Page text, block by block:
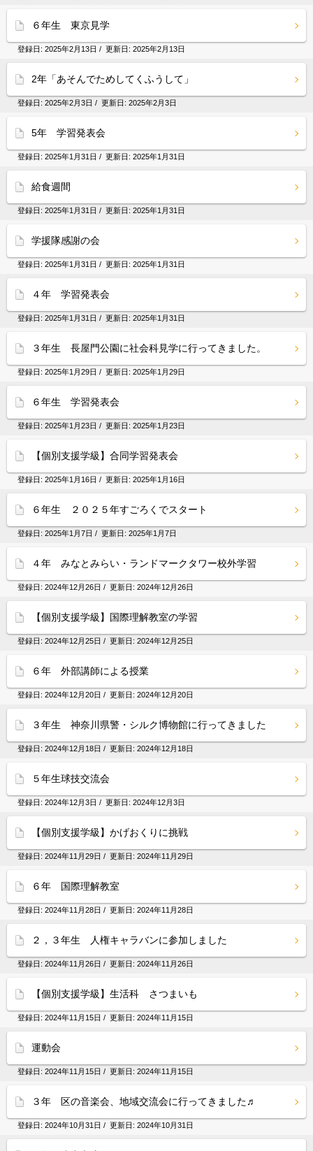
６年生 東京見学
登録日: 2025年2月13日 / 更新日: 2025年2月13日
2年「あそんでためしてくふうして」
登録日: 2025年2月3日 / 更新日: 2025年2月3日
5年 学習発表会
登録日: 2025年1月31日 / 更新日: 2025年1月31日
給食週間
登録日: 2025年1月31日 / 更新日: 2025年1月31日
学援隊感謝の会
登録日: 2025年1月31日 / 更新日: 2025年1月31日
４年 学習発表会
登録日: 2025年1月31日 / 更新日: 2025年1月31日
３年生 長屋門公園に社会科見学に行ってきました。
登録日: 2025年1月29日 / 更新日: 2025年1月29日
６年生 学習発表会
登録日: 2025年1月23日 / 更新日: 2025年1月23日
【個別支援学級】合同学習発表会
登録日: 2025年1月16日 / 更新日: 2025年1月16日
６年生 ２０２５年すごろくでスタート
登録日: 2025年1月7日 / 更新日: 2025年1月7日
４年 みなとみらい・ランドマークタワー校外学習
登録日: 2024年12月26日 / 更新日: 2024年12月26日
【個別支援学級】国際理解教室の学習
登録日: 2024年12月25日 / 更新日: 2024年12月25日
６年 外部講師による授業
登録日: 2024年12月20日 / 更新日: 2024年12月20日
３年生 神奈川県警・シルク博物館に行ってきました
登録日: 2024年12月18日 / 更新日: 2024年12月18日
５年生球技交流会
登録日: 2024年12月3日 / 更新日: 2024年12月3日
【個別支援学級】かげおくりに挑戦
登録日: 2024年11月29日 / 更新日: 2024年11月29日
６年 国際理解教室
登録日: 2024年11月28日 / 更新日: 2024年11月28日
２，３年生 人権キャラバンに参加しました
登録日: 2024年11月26日 / 更新日: 2024年11月26日
【個別支援学級】生活科 さつまいも
登録日: 2024年11月15日 / 更新日: 2024年11月15日
運動会
登録日: 2024年11月15日 / 更新日: 2024年11月15日
３年 区の音楽会、地域交流会に行ってきました♬
登録日: 2024年10月31日 / 更新日: 2024年10月31日